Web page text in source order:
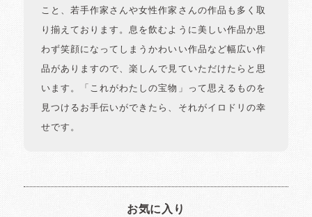
こと、若手作家さんや女性作家さんの作品も多く取
り揃えております。息を飲むように美しい作品か思
わず笑顔になってしまうかわいい作品など幅広い作
品がありますので、楽しんで見ていただけたらと思
います。「これがわたしの宝物」って思えるものを
見つけるお手伝いができたら、それがイロドリの幸
せです。
お気に入り